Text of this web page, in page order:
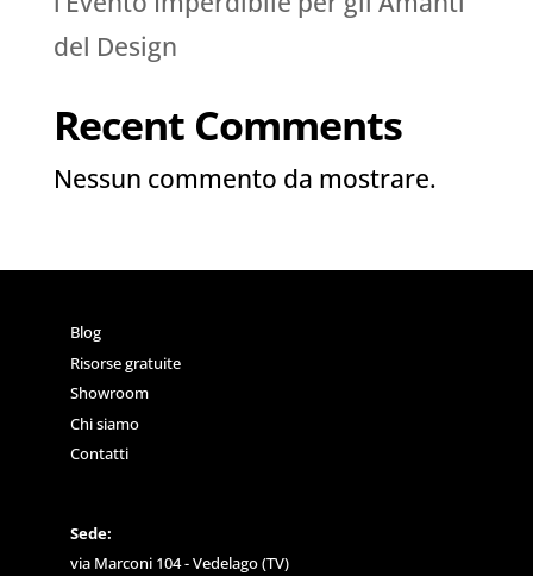
del Design
Recent Comments
Nessun commento da mostrare.
Blog
Risorse gratuite
Showroom
Chi siamo
Contatti
Sede:
via Marconi 104 - Vedelago (TV)